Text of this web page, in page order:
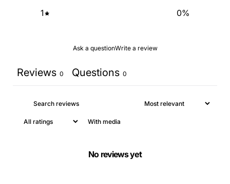
1
0%
Ask a questionWrite a review
Reviews 0 Questions 0
With media
No reviews yet